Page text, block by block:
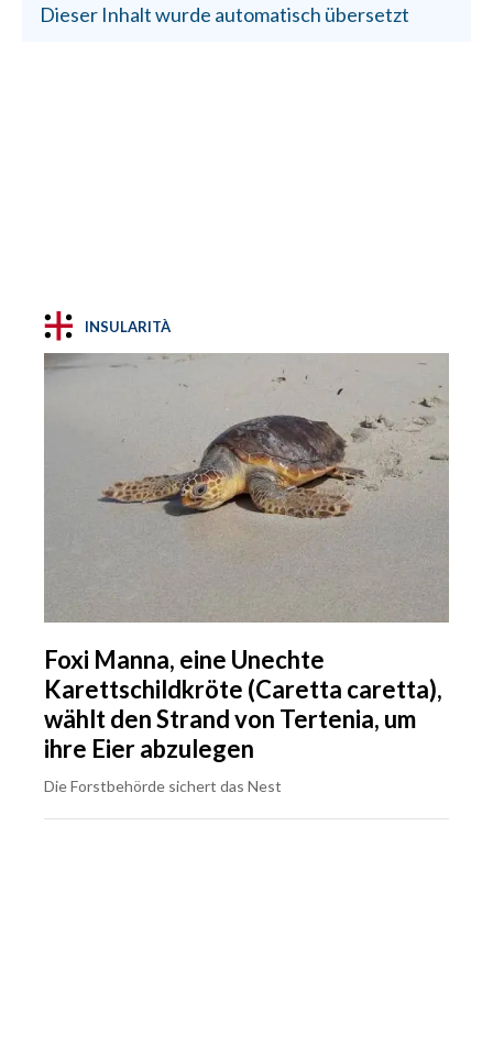
Dieser Inhalt wurde automatisch übersetzt
INSULARITÀ
Foxi Manna, eine Unechte
Karettschildkröte (Caretta caretta),
wählt den Strand von Tertenia, um
ihre Eier abzulegen
Die Forstbehörde sichert das Nest